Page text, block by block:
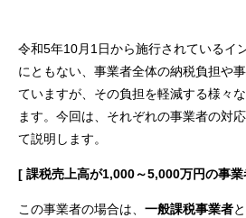
令和5年10月1日から施行されているイ
にともない、事業者全体の納税負担や
ていますが、その負担を軽減する様々
ます。今回は、それぞれの事業者の対
て説明します。
[ 課税売上高が1,000～5,000万円の事
この事業者の場合は、 一般課税事業者